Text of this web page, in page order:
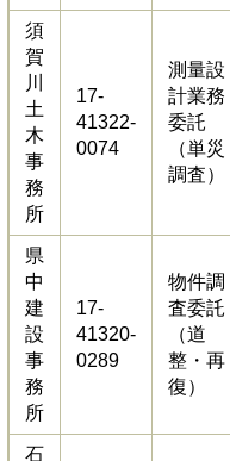
須
賀
川
土
木
事
務
所
17-
41322-
0074
測量設
計業務
委託
（単災
調査）
県
中
建
設
事
務
所
17-
41320-
0289
物件調
査委託
（道
整・再
復）
石